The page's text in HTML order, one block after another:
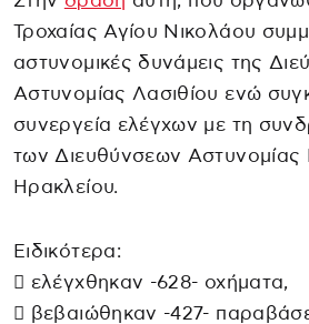
Τροχαίας Αγίου Νικολάου
αστυνομικές δυνάμεις της
Αστυνομίας Λασιθίου ενώ
συνεργεία ελέγχων με τη
των Διευθύνσεων Αστυνομίας
Ηρακλείου.
Ειδικότερα:
 ελέγχθηκαν -628- οχήματα,
 βεβαιώθηκαν -427-